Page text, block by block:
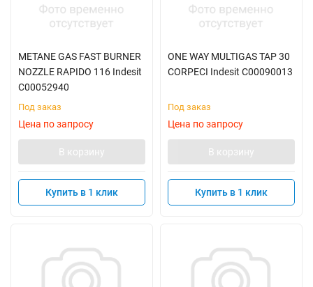
METANE GAS FAST BURNER
NOZZLE RAPIDO 116 Indesit
C00052940
Под заказ
Цена по запросу
В корзину
Купить в 1 клик
ONE WAY MULTIGAS TAP 30
CORPECI Indesit C00090013
Под заказ
Цена по запросу
В корзину
Купить в 1 клик